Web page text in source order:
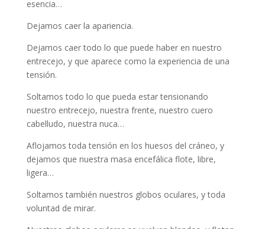
esencia…
Dejamos caer la apariencia.
Dejamos caer todo lo que puede haber en nuestro
entrecejo, y que aparece como la experiencia de una
tensión.
Soltamos todo lo que pueda estar tensionando
nuestro entrecejo, nuestra frente, nuestro cuero
cabelludo, nuestra nuca…
Aflojamos toda tensión en los huesos del cráneo, y
dejamos que nuestra masa encefálica flote, libre,
ligera…
Soltamos también nuestros globos oculares, y toda
voluntad de mirar.